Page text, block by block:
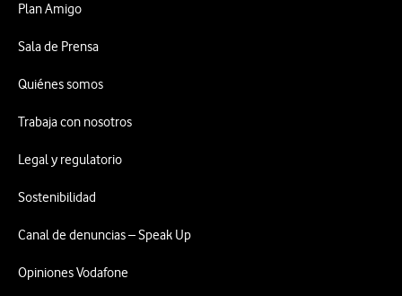
Plan Amigo
Sala de Prensa
Quiénes somos
Trabaja con nosotros
Legal y regulatorio
Sostenibilidad
Canal de denuncias – Speak Up
Opiniones Vodafone